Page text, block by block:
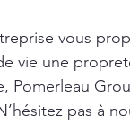
vous
vie une
Pomerleau
pas à